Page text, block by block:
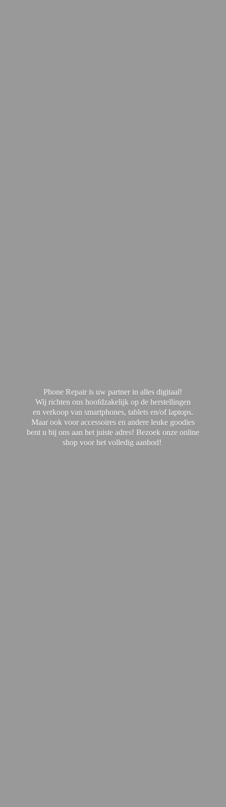
Phone Repair is uw partner in alles digitaal!
Wij richten ons hoofdzakelijk op de herstellingen
en verkoop van smartphones, tablets en/of laptops.
Maar ook voor accessoires en andere leuke goodies
bent u bij ons aan het juiste adres! Bezoek onze online
shop voor het volledig aanbod!